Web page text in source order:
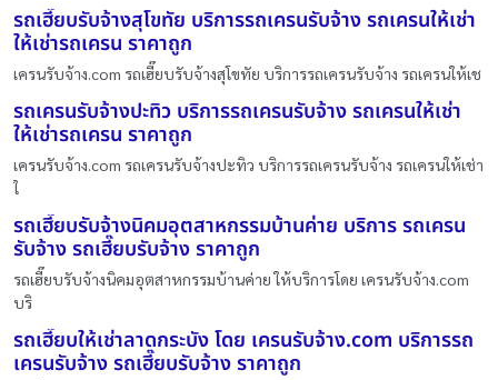
รถเฮี๊ยบรับจ้างสุโขทัย บริการรถเครนรับจ้าง รถเครนให้เช่า
ให้เช่ารถเครน ราคาถูก
เครนรับจ้าง.com รถเฮี๊ยบรับจ้างสุโขทัย บริการรถเครนรับจ้าง รถเครนให้เช
รถเครนรับจ้างปะทิว บริการรถเครนรับจ้าง รถเครนให้เช่า
ให้เช่ารถเครน ราคาถูก
เครนรับจ้าง.com รถเครนรับจ้างปะทิว บริการรถเครนรับจ้าง รถเครนให้เช่า
ใ
รถเฮี๊ยบรับจ้างนิคมอุตสาหกรรมบ้านค่าย บริการ รถเครน
รับจ้าง รถเฮี๊ยบรับจ้าง ราคาถูก
รถเฮี๊ยบรับจ้างนิคมอุตสาหกรรมบ้านค่าย ให้บริการโดย เครนรับจ้าง.com
บริ
รถเฮี๊ยบให้เช่าลาดกระบัง โดย เครนรับจ้าง.com บริการรถ
เครนรับจ้าง รถเฮี๊ยบรับจ้าง ราคาถูก